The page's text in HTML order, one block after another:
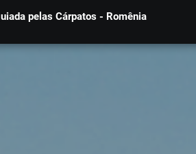
pelas Cárpatos - Romênia